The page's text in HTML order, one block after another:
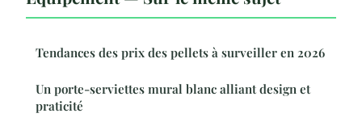
Tendances des prix des pellets à surveiller en 2026
Un porte-serviettes mural blanc alliant design et
praticité